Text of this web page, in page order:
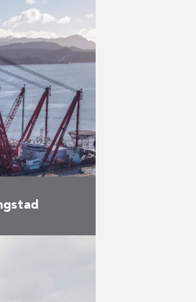
van de
was
Hiervoor
Kiere
Noorse